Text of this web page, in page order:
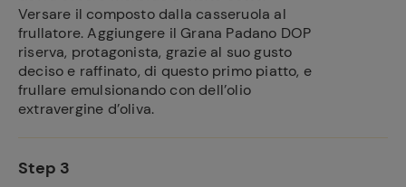
Versare il composto dalla casseruola al
frullatore. Aggiungere il Grana Padano DOP
riserva, protagonista, grazie al suo gusto
deciso e raffinato, di questo primo piatto, e
frullare emulsionando con dell’olio
extravergine d’oliva.
Step 3
Ricette
preferite